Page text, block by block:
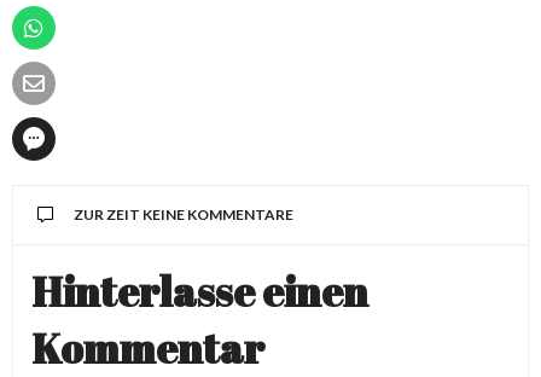
ZUR ZEIT KEINE KOMMENTARE
Hinterlasse einen
Kommentar